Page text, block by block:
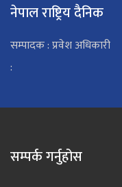
नेपाल राष्ट्रिय दैनिक
सम्पादक : प्रवेश अधिकारी
:
सम्पर्क गर्नुहोस